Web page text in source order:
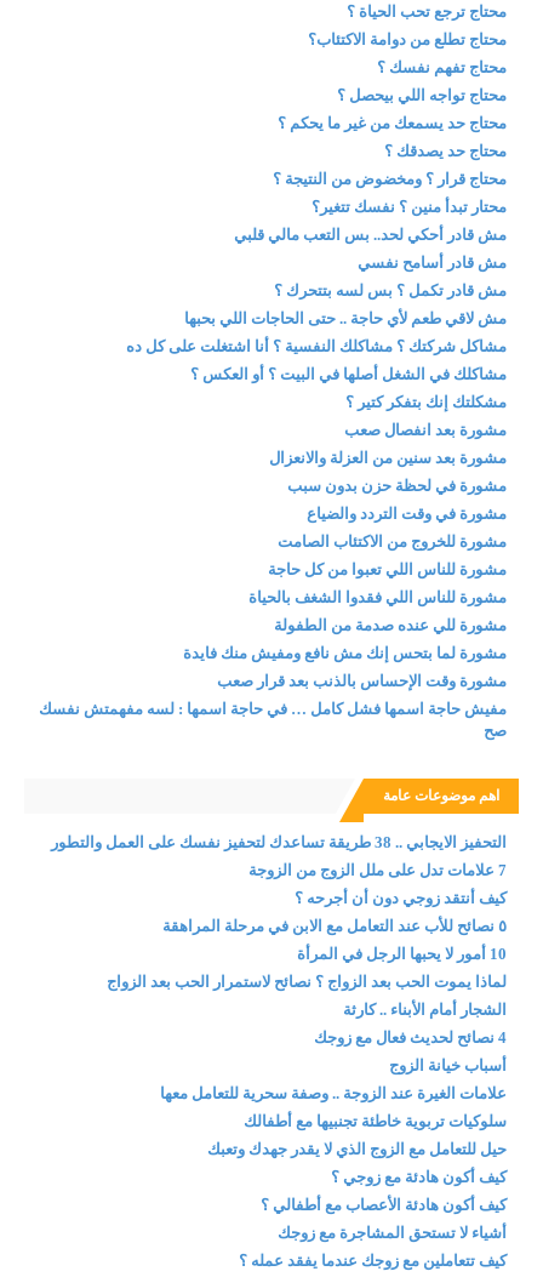
محتاج ترجع تحب الحياة ؟
محتاج تطلع من دوامة الاكتئاب؟
محتاج تفهم نفسك ؟
محتاج تواجه اللي بيحصل ؟
محتاج حد يسمعك من غير ما يحكم ؟
محتاج حد يصدقك ؟
محتاج قرار ؟ ومخضوض من النتيجة ؟
محتار تبدأ منين ؟ نفسك تتغير؟
مش قادر أحكي لحد.. بس التعب مالي قلبي
مش قادر أسامح نفسي
مش قادر تكمل ؟ بس لسه بتتحرك ؟
مش لاقي طعم لأي حاجة .. حتى الحاجات اللي بحبها
مشاكل شركتك ؟ مشاكلك النفسية ؟ أنا اشتغلت على كل ده
مشاكلك في الشغل أصلها في البيت ؟ أو العكس ؟
مشكلتك إنك بتفكر كتير ؟
مشورة بعد انفصال صعب
مشورة بعد سنين من العزلة والانعزال
مشورة في لحظة حزن بدون سبب
مشورة في وقت التردد والضياع
مشورة للخروج من الاكتئاب الصامت
مشورة للناس اللي تعبوا من كل حاجة
مشورة للناس اللي فقدوا الشغف بالحياة
مشورة للي عنده صدمة من الطفولة
مشورة لما بتحس إنك مش نافع ومفيش منك فايدة
مشورة وقت الإحساس بالذنب بعد قرار صعب
مفيش حاجة اسمها فشل كامل … في حاجة اسمها : لسه مفهمتش نفسك
صح
اهم موضوعات عامة
التحفيز الايجابي .. 38 طريقة تساعدك لتحفيز نفسك على العمل والتطور
7 علامات تدل على ملل الزوج من الزوجة
كيف أنتقد زوجي دون أن أجرحه ؟
٥ نصائح للأب عند التعامل مع الابن في مرحلة المراهقة
10 أمور لا يحبها الرجل في المرأة
لماذا يموت الحب بعد الزواج ؟ نصائح لاستمرار الحب بعد الزواج
الشجار أمام الأبناء .. كارثة
4 نصائح لحديث فعال مع زوجك
أسباب خيانة الزوج
علامات الغيرة عند الزوجة .. وصفة سحرية للتعامل معها
سلوكيات تربوية خاطئة تجنبيها مع أطفالك
حيل للتعامل مع الزوج الذي لا يقدر جهدك وتعبك
كيف أكون هادئة مع زوجي ؟
كيف أكون هادئة الأعصاب مع أطفالي ؟
أشياء لا تستحق المشاجرة مع زوجك
كيف تتعاملين مع زوجك عندما يفقد عمله ؟